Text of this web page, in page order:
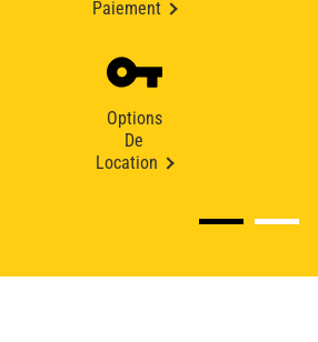
Paiement
Options
De
Location